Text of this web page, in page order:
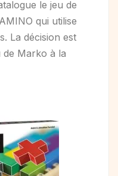
le jeu de
qui utilise
La décision est
de Marko à la